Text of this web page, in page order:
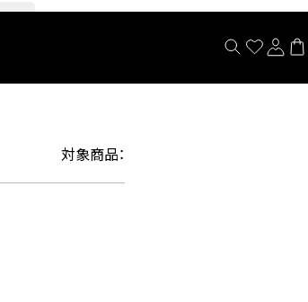
対象商品：